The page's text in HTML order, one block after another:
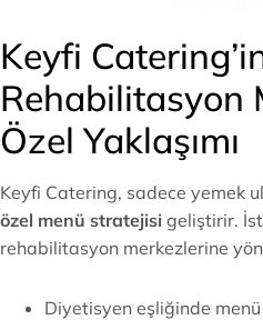
Keyfi
Rehabilitasyon
Özel Yaklaşımı
Keyfi Catering, sadece yemek
özel menü stratejisi geliştirir.
rehabilitasyon merkezlerine
Diyetisyen eşliğinde